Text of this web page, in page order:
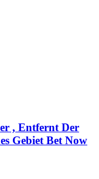
, Entfernt Der
Gebiet Bet Now